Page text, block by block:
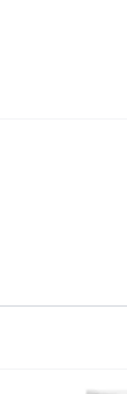
image